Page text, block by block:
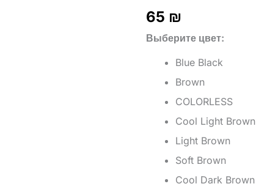
65 ₪
Выберите цвет
Blue Black
Brown
COLORLESS
Cool Light Brown
Light Brown
Soft Brown
Cool Dark Brown